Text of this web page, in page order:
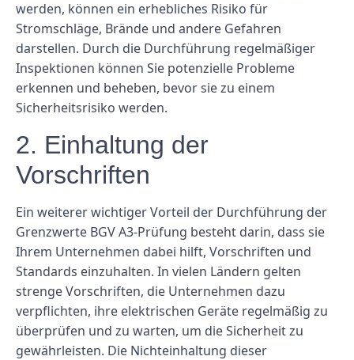
werden, können ein erhebliches Risiko für
Stromschläge, Brände und andere Gefahren
darstellen. Durch die Durchführung regelmäßiger
Inspektionen können Sie potenzielle Probleme
erkennen und beheben, bevor sie zu einem
Sicherheitsrisiko werden.
2. Einhaltung der
Vorschriften
Ein weiterer wichtiger Vorteil der Durchführung der
Grenzwerte BGV A3-Prüfung besteht darin, dass sie
Ihrem Unternehmen dabei hilft, Vorschriften und
Standards einzuhalten. In vielen Ländern gelten
strenge Vorschriften, die Unternehmen dazu
verpflichten, ihre elektrischen Geräte regelmäßig zu
überprüfen und zu warten, um die Sicherheit zu
gewährleisten. Die Nichteinhaltung dieser